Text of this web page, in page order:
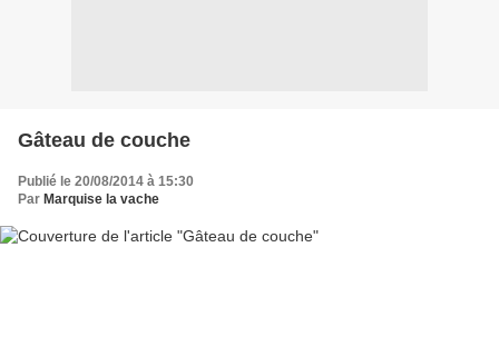
Gâteau de couche
Publié le 20/08/2014 à 15:30
Par Marquise la vache